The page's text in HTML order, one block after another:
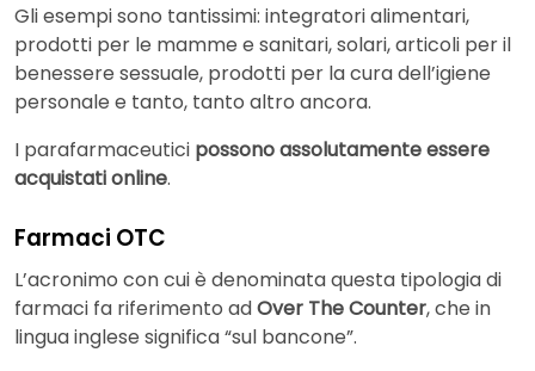
Gli esempi sono tantissimi: integratori alimentari,
prodotti per le mamme e sanitari, solari, articoli per il
benessere sessuale, prodotti per la cura dell’igiene
personale e tanto, tanto altro ancora.
I parafarmaceutici possono assolutamente essere
acquistati online.
Farmaci OTC
L’acronimo con cui è denominata questa tipologia di
farmaci fa riferimento adOver The Counter, che in
lingua inglese significa “sul bancone”.